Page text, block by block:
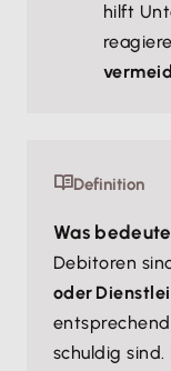
hilft
Definition
Was
Debitoren
oder
schuldig